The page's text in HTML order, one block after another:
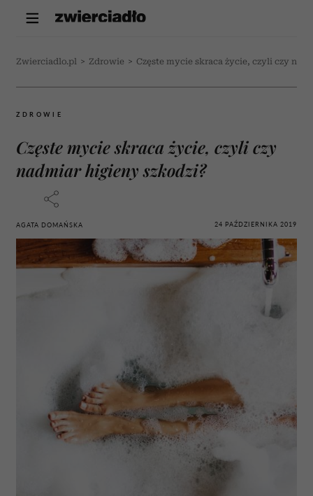
Zwierciadlo.pl > Zdrowie > Częste mycie skraca życie, czyli czy
ZDROWIE
Częste mycie skraca życie, czyli czy
nadmiar higieny szkodzi?
AGATA DOMAŃSKA 24 PAŹDZIERNIKA 2019